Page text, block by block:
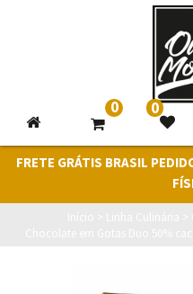
0 0
FRETE GRÁTIS BRASIL